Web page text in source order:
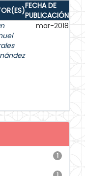
FECHA DE
PUBLICACIÓN
mar-2018
1